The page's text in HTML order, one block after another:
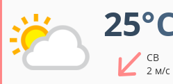
25
СВ
2 м/с